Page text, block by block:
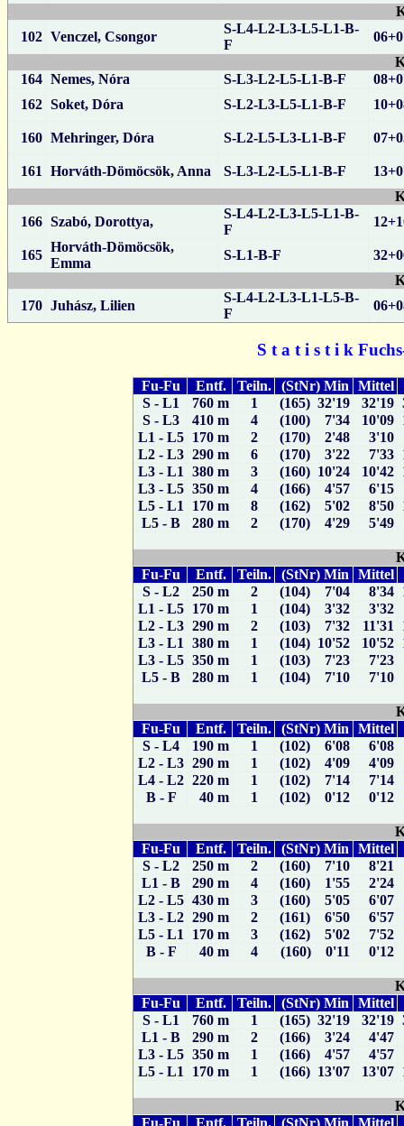
102 Venczel, Csongor
S-L4-L2-L3-L5-L1-B-
F
164 Nemes, Nóra S-L3-L2-L5-L1-B-F
162 Soket, Dóra S-L2-L3-L5-L1-B-F
160 Mehringer, Dóra S-L2-L5-L3-L1-B-F
161 Horváth-Dömöcsök, Anna S-L3-L2-L5-L1-B-F
166 Szabó, Dorottya,
S-L4-L2-L3-L5-L1-B-
F
165
Horváth-Dömöcsök,
Emma
S-L1-B-F
170 Juhász, Lilien
S-L4-L2-L3-L1-L5-B-
F
S t a t i s t i k
Fu-Fu Entf. Teiln. (StNr) Min
Mittel
S - L1
760 m 1 (165) 32'19 32'19
S - L3
410 m 4 (100) 7'34 10'09
L1 - L5 170 m 2 (170) 2'48
3'10
L2 - L3 290 m 6 (170) 3'22 7'33
L3 - L1
380 m 3 (160) 10'24 10'42
L3 - L5 350 m 4 (166) 4'57
6'15
L5 - L1
170 m 8 (162) 5'02 8'50
L5 - B
280 m 2 (170) 4'29 5'49
Fu-Fu
Entf. Teiln. (StNr) Min
Mittel
S - L2
250 m 2 (104) 7'04 8'34
L1 - L5 170 m 1 (104) 3'32
3'32
L2 - L3 290 m 2 (103) 7'32 11'31
L3 - L1
380 m 1 (104) 10'52 10'52
L3 - L5 350 m 1 (103) 7'23
7'23
L5 - B
280 m 1 (104) 7'10 7'10
Fu-Fu
Entf. Teiln. (StNr) Min
Mittel
S - L4
190 m 1 (102) 6'08
6'08
L2 - L3 290 m 1 (102) 4'09
4'09
L4 - L2 220 m 1 (102) 7'14
7'14
B - F
40 m 1 (102) 0'12 0'12
Fu-Fu
Entf. Teiln. (StNr) Min
Mittel
S - L2
250 m 2 (160) 7'10
8'21
L1 - B
290 m 4 (160) 1'55
2'24
L2 - L5 430 m 3 (160) 5'05
6'07
L3 - L2 290 m 2 (161) 6'50
6'57
L5 - L1
170 m 3 (162) 5'02
7'52
B - F
40 m 4 (160) 0'11 0'12
Fu-Fu
Entf. Teiln. (StNr) Min
Mittel
S - L1
760 m 1 (165) 32'19 32'19
L1 - B
290 m 2 (166) 3'24
4'47
L3 - L5 350 m 1 (166) 4'57
4'57
L5 - L1
170 m 1 (166) 13'07 13'07